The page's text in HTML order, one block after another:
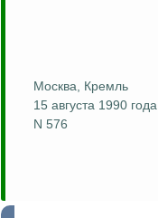
Москва, Кремль
15 августа 1990 года
N 576